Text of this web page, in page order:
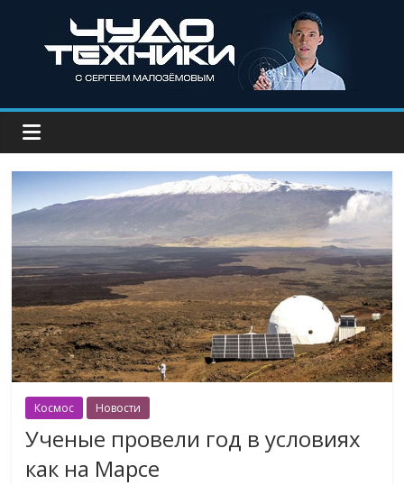
Космос Новости
Ученые провели год в условиях
как на Марсе